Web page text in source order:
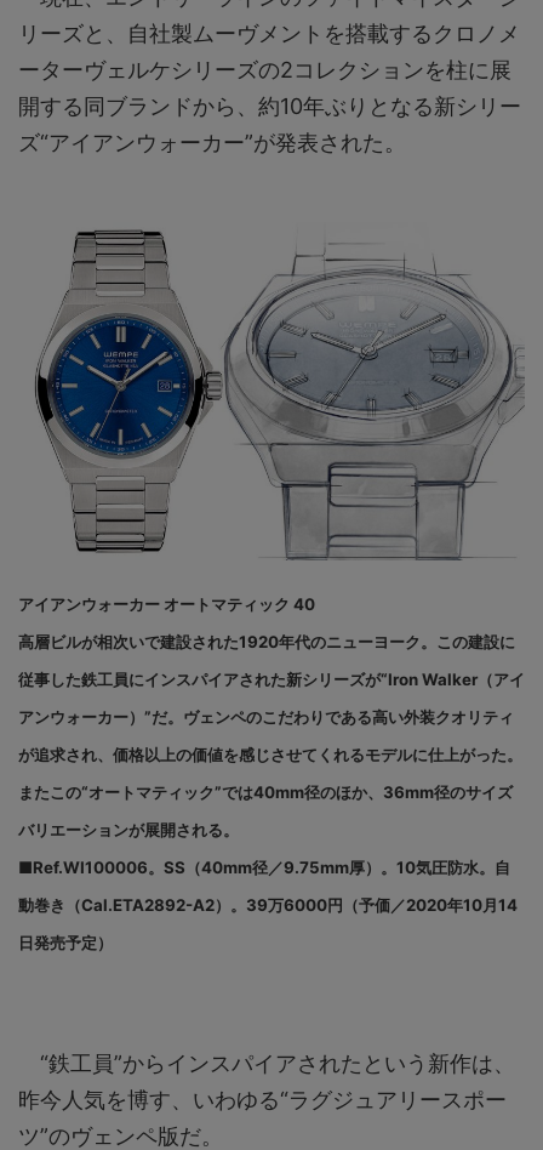
リーズと、自社製ムーヴメントを搭載するクロノメ
ーターヴェルケシリーズの2コレクションを柱に展
開する同ブランドから、約10年ぶりとなる新シリー
ズ“アイアンウォーカー”が発表された。
アイアンウォーカー オートマティック 40
高層ビルが相次いで建設された1920年代のニューヨーク。この建設に
従事した鉄工員にインスパイアされた新シリーズが“Iron Walker（アイ
アンウォーカー）”だ。ヴェンペのこだわりである高い外装クオリティ
が追求され、価格以上の価値を感じさせてくれるモデルに仕上がった。
またこの“オートマティック”では40mm径のほか、36mm径のサイズ
バリエーションが展開される。
■Ref.WI100006。SS（40mm径／9.75mm厚）。10気圧防水。自
動巻き（Cal.ETA2892-A2）。39万6000円（予価／2020年10月14
日発売予定）
“鉄工員”からインスパイアされたという新作は、
昨今人気を博す、いわゆる“ラグジュアリースポー
ツ”のヴェンペ版だ。